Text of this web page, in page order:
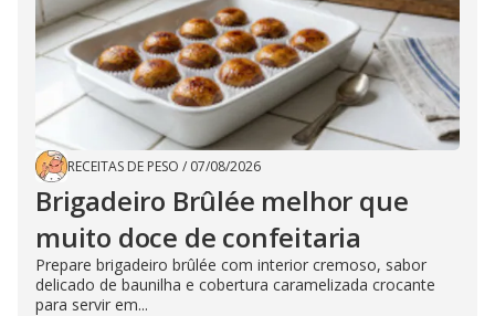
RECEITAS DE PESO / 07/08/2026
Brigadeiro Brûlée melhor que
muito doce de confeitaria
Prepare brigadeiro brûlée com interior cremoso, sabor
delicado de baunilha e cobertura caramelizada crocante
para servir em...